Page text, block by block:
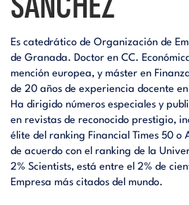
Es catedrático de Organización de
de Granada. Doctor en CC.
mención europea, y máster en
de 20 años de experiencia docente
Ha dirigido números especiales y
en revistas de reconocido prestigio,
élite del ranking Financial Times 50 o
de acuerdo con el ranking de la
2% Scientists, está entre el 2% de
Empresa más citados del mundo.